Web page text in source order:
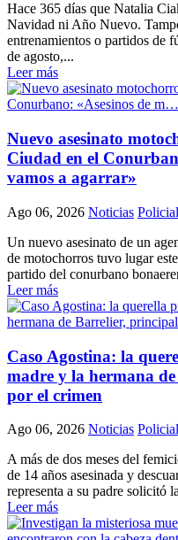
Hace 365 días que Natalia
Navidad ni Año Nuevo.
entrenamientos o partidos de
de agosto,...
Leer más
Nuevo asesinato
Ciudad en el
vamos a agarrar»
Ago 06, 2026 Noticias
Un nuevo asesinato de un
de motochorros tuvo lugar
partido del conurbano
Leer más
Caso Agostina: la
madre y la hermana
por el crimen
Ago 06, 2026 Noticias
A más de dos meses del
de 14 años asesinada y
representa a su padre solicitó
Leer más